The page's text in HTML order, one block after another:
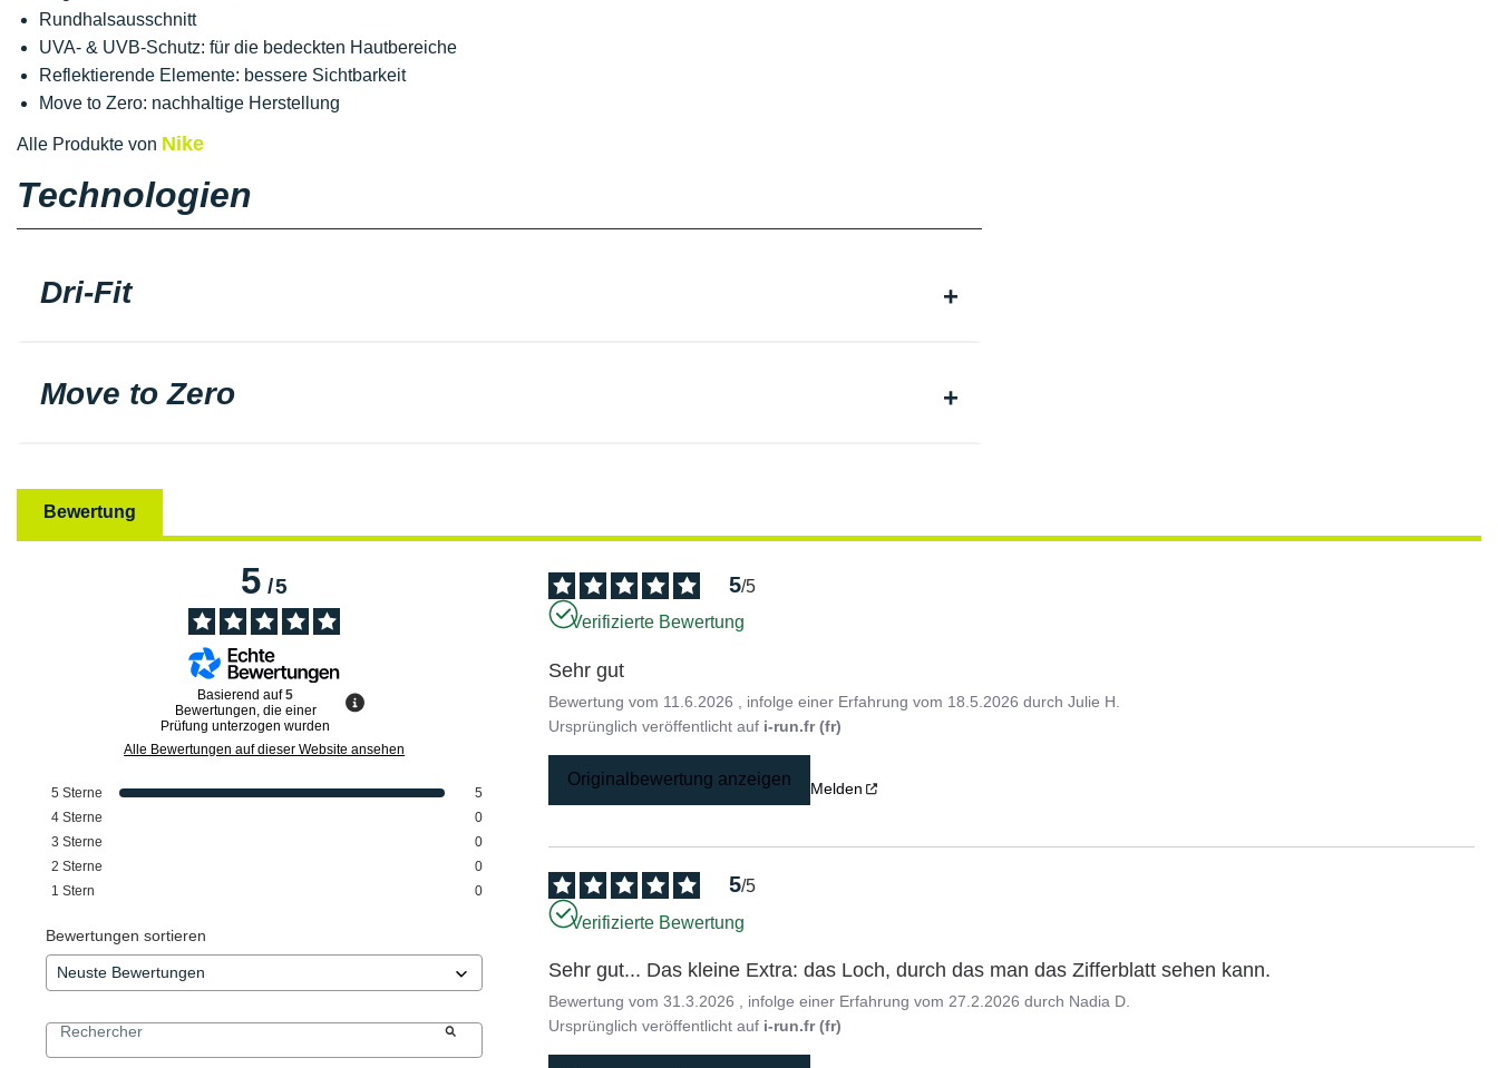
Rundhalsausschnitt
UVA- & UVB-Schutz: für die bedeckten Hautbereiche
Reflektierende Elemente: bessere Sichtbarkeit
Move to Zero: nachhaltige Herstellung
Alle Produkte von Nike
Technologien
Dri-Fit
Move to Zero
Bewertung
5/5
Basierend auf5
Bewertungen, die einer
Prüfung unterzogen wurden
Alle Bewertungen auf dieser Website ansehen
5 Sterne
5
4 Sterne
0
3 Sterne
0
2 Sterne
0
1 Stern 0
Bewertungen sortieren
5/5
Verifizierte Bewertung
Sehr gut
Bewertung vom 11.6.2026 , infolge einer Erfahrung vom 18.5.2026 durchJulie H.
Ursprünglich veröffentlicht auf i-run.fr (fr)
Originalbewertung anzeigen Melden
5/5
Verifizierte Bewertung
Sehr gut... Das kleine Extra: das Loch, durch das man das Zifferblatt sehen kann.
Bewertung vom31.3.2026 , infolge einer Erfahrung vom 27.2.2026 durch Nadia D.
Ursprünglich veröffentlicht auf i-run.fr (fr)